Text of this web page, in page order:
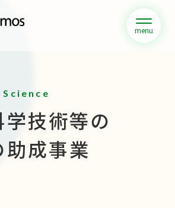
menu
技術等の
成事業